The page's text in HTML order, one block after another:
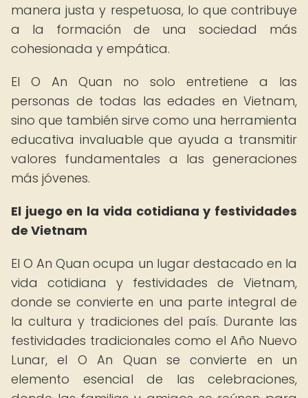
manera justa y respetuosa, lo que contribuye
a la formación de una sociedad más
cohesionada y empática.
El O An Quan no solo entretiene a las
personas de todas las edades en Vietnam,
sino que también sirve como una herramienta
educativa invaluable que ayuda a transmitir
valores fundamentales a las generaciones
más jóvenes.
El juego en la vida cotidiana y festividades
de Vietnam
El O An Quan ocupa un lugar destacado en la
vida cotidiana y festividades de Vietnam,
donde se convierte en una parte integral de
la cultura y tradiciones del país. Durante las
festividades tradicionales como el Año Nuevo
Lunar, el O An Quan se convierte en un
elemento esencial de las celebraciones,